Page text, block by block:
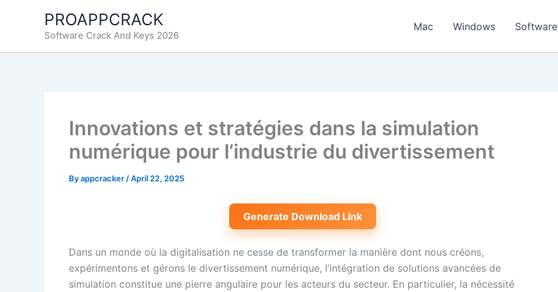
PROAPPCRACK
Software Crack And Keys 2026
Mac Windows Software
Innovations et stratégies dans la simulation
numérique pour l’industrie du divertissement
Byappcracker /April 22, 2025
Generate Download Link
Dans un monde où la digitalisation ne cesse de transformer la manière dont nous créons,
expérimentons et gérons le divertissement numérique, l’intégration de solutions avancées de
simulation constitue une pierre angulaire pour les acteurs du secteur. En particulier, la nécessité